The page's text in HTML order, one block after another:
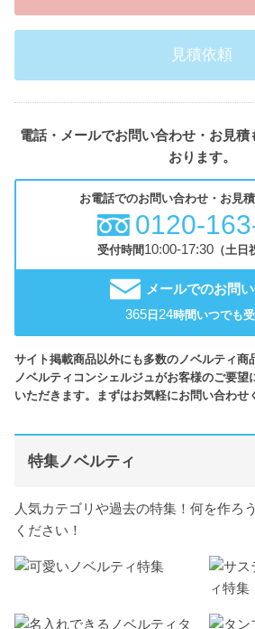
見積依頼
電話・メールでお問い合わせ・お見積
おります。
お電話でのお問い合わせ・お見
0120-
受付時間10:00-17:30（土日
メールでのお問
365日24時間いつでも
サイト掲載商品以外にも多数のノベルティ商
ノベルティコンシェルジュがお客様のご要望
いただきます。まずはお気軽にお問い合わせ
特集ノベルティ
人気カテゴリや過去の特集！何を作ろ
ください！